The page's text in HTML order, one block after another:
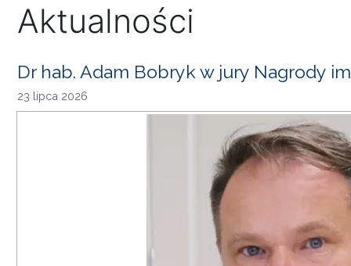
Aktualności
Dr hab. Adam Bobryk w jury Nagrody
23 lipca 2026